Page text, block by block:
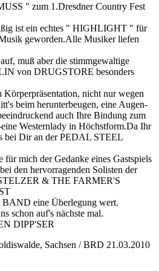
" zum 1.Dresdner Country Fest
ist ein echtes " HIGHLIGHT " für
geworden.Alle Musiker liefen
muß aber die stimmgewaltige
von DRUGSTORE besonders
Körperpräsentation, nicht nur wegen
beim herunterbeugen, eine Augen-
auch Ihre Bindung zum
Westernlady in Höchstform.Da Ihr
bei Dir an der PEDAL STEEL
für mich der Gedanke eines Gastspiels
den hervorragenden Solisten der
& THE FARMER'S
eine Überlegung wert.
schon auf's nächste mal.
DIPP'SER
Sachsen / BRD 21.03.2010